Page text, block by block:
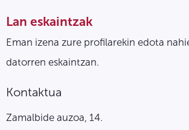
Lan eskaintzak
Eman izena zure profilarekin edota
datorren eskaintzan.
Kontaktua
Zamalbide auzoa, 14.